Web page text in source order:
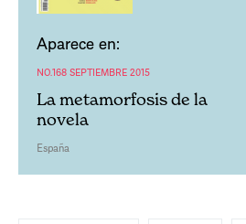
Aparece en:
NO.168 SEPTIEMBRE 2015
La metamorfosis de la
novela
España